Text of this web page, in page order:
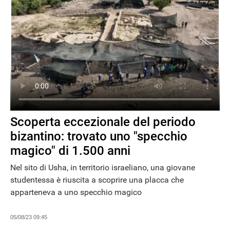
Scoperta eccezionale del periodo
bizantino: trovato uno "specchio
magico" di 1.500 anni
Nel sito di Usha, in territorio israeliano, una giovane
studentessa è riuscita a scoprire una placca che
apparteneva a uno specchio magico
05/08/23 09:45